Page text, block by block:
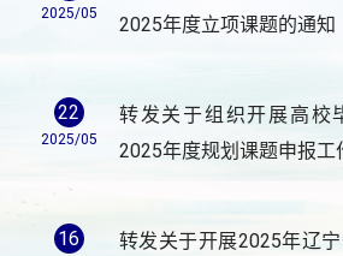
2025/05
2025年度立项课题的通知
22
2025/05
转发关于组织开展高校
2025年度规划课题申报工
16
转发关于开展2025年辽